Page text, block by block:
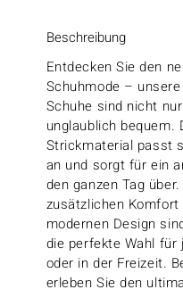
Beschreibung
Entdecken Sie den
Schuhmode –
Schuhe sind nicht
unglaublich bequem.
Strickmaterial passt
an und sorgt für ein
den ganzen Tag
zusätzlichen
modernen Design
die perfekte Wahl
oder in der Freizeit.
erleben Sie den